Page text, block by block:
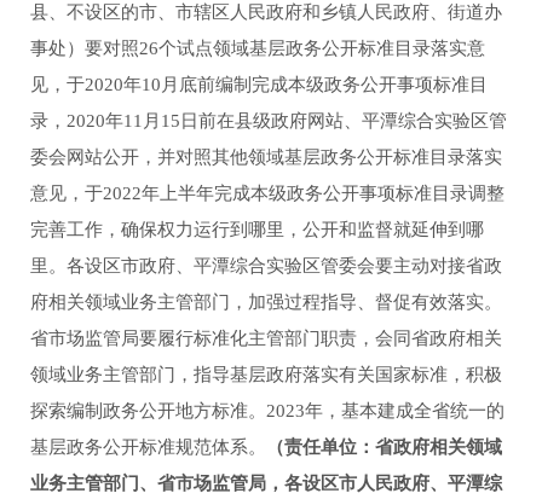
县、不设区的市、市辖区人民政府和乡镇人民政府、街道办
事处）要对照26个试点领域基层政务公开标准目录落实意
见，于2020年10月底前编制完成本级政务公开事项标准目
录，2020年11月15日前在县级政府网站、平潭综合实验区管
委会网站公开，并对照其他领域基层政务公开标准目录落实
意见，于2022年上半年完成本级政务公开事项标准目录调整
完善工作，确保权力运行到哪里，公开和监督就延伸到哪
里。各设区市政府、平潭综合实验区管委会要主动对接省政
府相关领域业务主管部门，加强过程指导、督促有效落实。
省市场监管局要履行标准化主管部门职责，会同省政府相关
领域业务主管部门，指导基层政府落实有关国家标准，积极
探索编制政务公开地方标准。2023年，基本建成全省统一的
基层政务公开标准规范体系。
（责任单位：省政府相关领域
业务主管部门、省市场监管局，各设区市人民政府、平潭综